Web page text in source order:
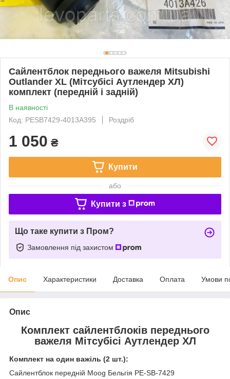
Сайлентблок переднього важеля Mitsubishi
Outlander XL (Мітсубісі Аутлендер ХЛ)
комплект (передній і задній)
В наявності
Код: PESB7429-4013A395
Роздріб
1 050 ₴
Купити
або
Купити з
Що таке купити з Пром?
Замовлення під захистом
Опис Характеристики Доставка Оплата Умови
Опис
Комплект сайлентблоків переднього
важеля Мітсубісі Аутлендер ХЛ
Комплект на один важіль (2 шт.):
Сайлентблок передній Moog Бельгія PE-SB-7429